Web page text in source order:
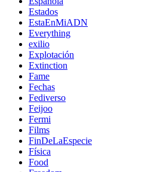
Estados
EstaEnMiADN
Everything
exilio
Explotación
Extinction
Fame
Fechas
Fediverso
Feijoo
Fermi
Films
FinDeLaEspecie
Física
Food